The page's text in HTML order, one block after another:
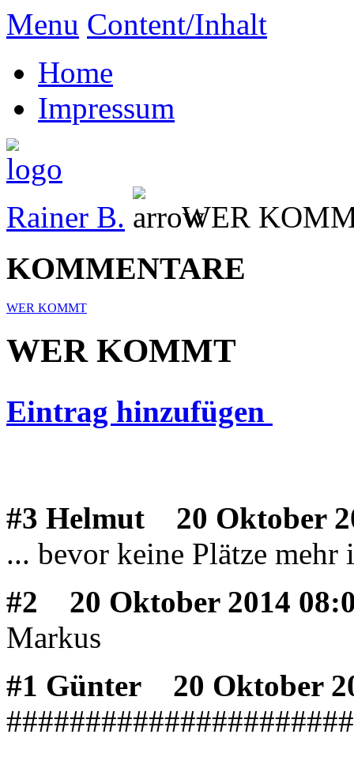
Menu Content/Inhalt
Home
Impressum
Rainer B. WER
KOMMENTARE
WER KOMMT
WER KOMMT
Eintrag hinzufügen
#3 Helmut
20 Oktober
... bevor keine Plätze
#2
20 Oktober 2014
Markus
#1 Günter
20 Oktober